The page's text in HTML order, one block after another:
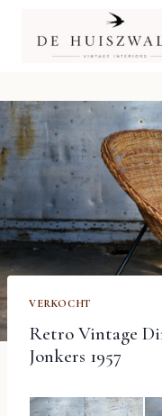
inhoud
VERKOCHT
Retro Vintage
Jonkers 1957